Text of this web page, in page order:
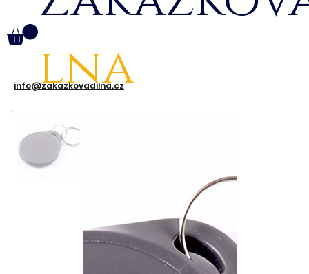
info@zakazkovadilna.cz
lna